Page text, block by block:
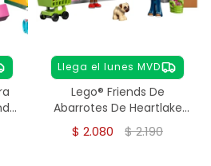
Llega el lunes MVD
Lego® Friends De
Abarrotes De Heartlake
City
$ 2.080 $2.190